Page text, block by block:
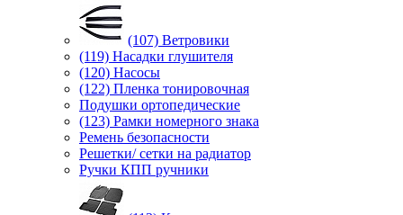
(107) Ветровики
(119) Насадки глушителя
(120) Насосы
(122) Пленка тонировочная
Подушки ортопедические
(123) Рамки номерного знака
Ремень безопасности
Решетки/ сетки на радиатор
Ручки КПП ручники